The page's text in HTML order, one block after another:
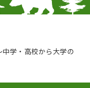
学・高校から大学の